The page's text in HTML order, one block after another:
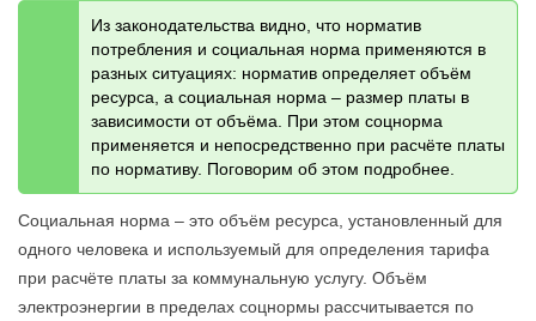
Из законодательства видно, что норматив
потребления и социальная норма применяются в
разных ситуациях: норматив определяет объём
ресурса, а социальная норма – размер платы в
зависимости от объёма. При этом соцнорма
применяется и непосредственно при расчёте платы
по нормативу. Поговорим об этом подробнее.
Социальная норма – это объём ресурса, установленный для
одного человека и используемый для определения тарифа
при расчёте платы за коммунальную услугу. Объём
электроэнергии в пределах соцнормы рассчитывается по